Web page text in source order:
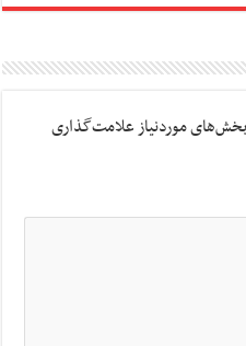
بخش‌های موردنیاز علامت‌گذاری